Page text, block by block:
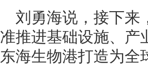
刘勇海说，接下来
准推进基础设施、产
东海生物港打造为全